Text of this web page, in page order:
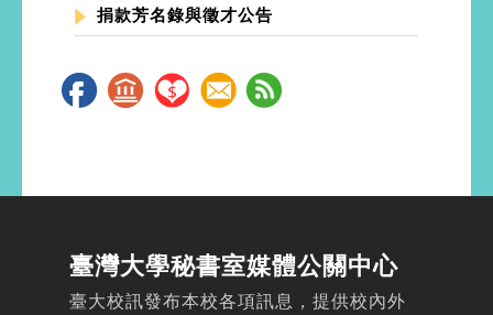
捐款芳名錄與徵才公告
臺灣大學秘書室媒體公關中心
臺大校訊發布本校各項訊息，提供校內外